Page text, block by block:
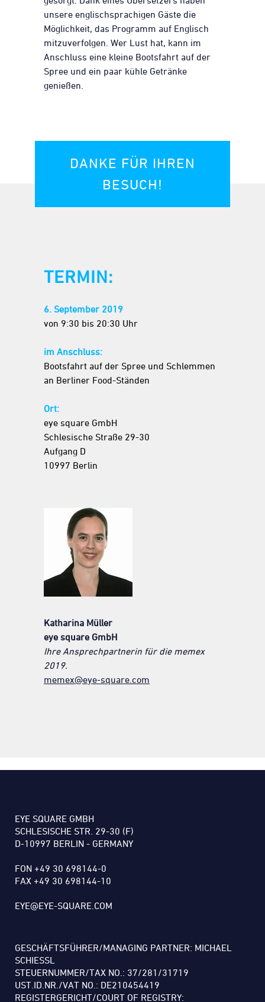
unsere englischsprachigen Gäste die
Möglichkeit, das Programm auf Englisch
mitzuverfolgen. Wer Lust hat, kann im
Anschluss eine kleine Bootsfahrt auf der
Spree und ein paar kühle Getränke
genießen.
DANKE FÜR IHREN
BESUCH!
TERMIN:
6. September 2019
von 9:30 bis 20:30 Uhr
im Anschluss:
Bootsfahrt auf der Spree und Schlemmen
an Berliner Food-Ständen
Ort:
eye square GmbH
Schlesische Straße 29-30
Aufgang D
10997 Berlin
Katharina Müller
eye square GmbH
Ihre Ansprechpartnerin für die memex
2019.
memex@eye-square.com
EYE SQUARE GMBH
SCHLESISCHE STR. 29-30 (F)
D-10997 BERLIN - GERMANY
FON +49 30 698144-0
FAX +49 30 698144-10
EYE@EYE-SQUARE.COM
GESCHÄFTSFÜHRER/MANAGING PARTNER: MICHAEL
SCHIESSL
STEUERNUMMER/TAX NO.: 37/281/31719
UST.ID.NR./VAT NO.: DE210454419
REGISTERGERICHT/COURT OF REGISTRY: